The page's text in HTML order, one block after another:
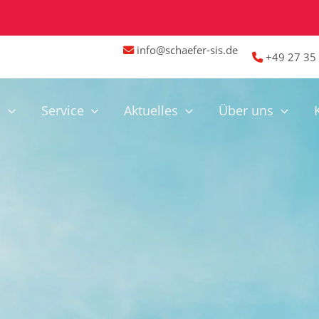
info@schaefer-sis.de +49 27
Service Aktuelles Über uns